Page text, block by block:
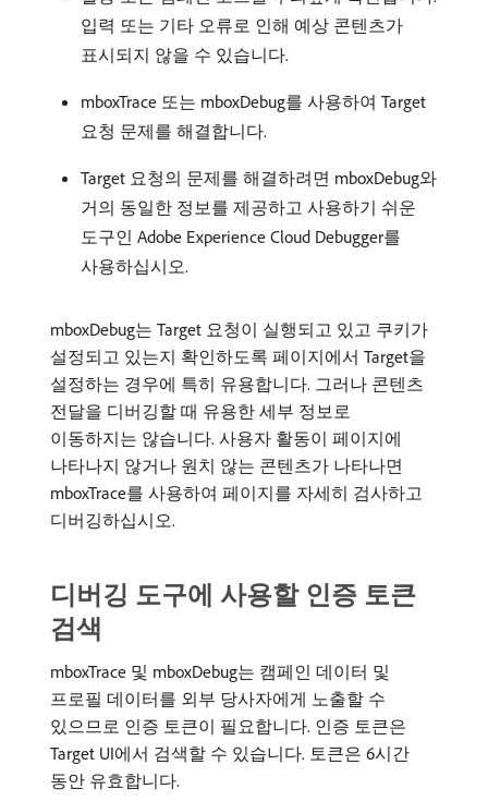
입력 또는 기타 오류로 인해 예상 콘텐츠가
표시되지 않을 수 있습니다.
mboxTrace 또는 mboxDebug를 사용하여 Target
요청 문제를 해결합니다.
Target 요청의 문제를 해결하려면 mboxDebug와
거의 동일한 정보를 제공하고 사용하기 쉬운
도구인 Adobe Experience Cloud Debugger를
사용하십시오.
mboxDebug는 Target 요청이 실행되고 있고 쿠키가
설정되고 있는지 확인하도록 페이지에서 Target을
설정하는 경우에 특히 유용합니다. 그러나 콘텐츠
전달을 디버깅할 때 유용한 세부 정보로
이동하지는 않습니다. 사용자 활동이 페이지에
나타나지 않거나 원치 않는 콘텐츠가 나타나면
mboxTrace를 사용하여 페이지를 자세히 검사하고
디버깅하십시오.
디버깅 도구에 사용할 인증 토큰
검색
mboxTrace 및 mboxDebug는 캠페인 데이터 및
프로필 데이터를 외부 당사자에게 노출할 수
있으므로 인증 토큰이 필요합니다. 인증 토큰은
Target UI에서 검색할 수 있습니다. 토큰은 6시간
동안 유효합니다.